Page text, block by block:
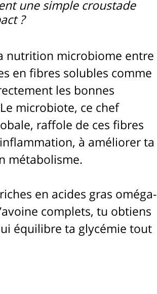
une simple croustade
?
nutrition microbiome entre
en fibres solubles comme
les bonnes
microbiote, ce chef
raffole de ces fibres
à améliorer ta
métabolisme.
en acides gras oméga-
complets, tu obtiens
équilibre ta glycémie tout